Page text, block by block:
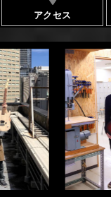
募集要項
学費サポート
よくある質問
就職進路指導
就職進路指導
スペシャル
イベント
アーティストメ
コラム
各校紹介
東京校
大阪校
オープ
アクセス